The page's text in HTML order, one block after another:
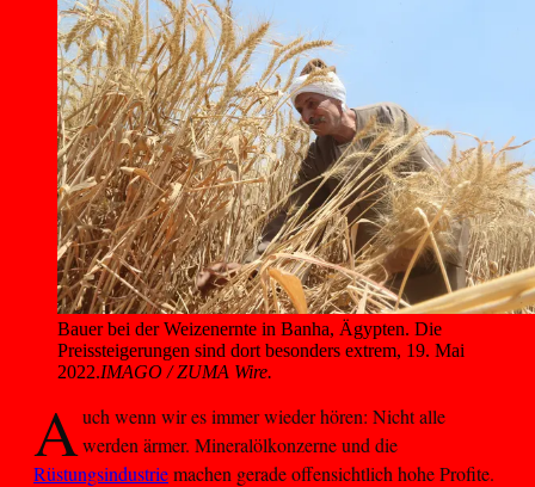
Bauer bei der Weizenernte in Banha, Ägypten. Die
Preissteigerungen sind dort besonders extrem, 19. Mai
2022.IMAGO / ZUMA Wire.
Auch wenn wir es immer wieder hören: Nicht alle
werden ärmer. Mineralölkonzerne und die
Rüstungsindustriemachen gerade offensichtlich hohe Profite.